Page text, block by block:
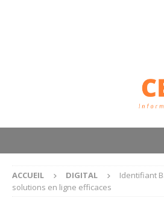
ACCUEIL DIGITAL
Identifiant
solutions en ligne efficaces